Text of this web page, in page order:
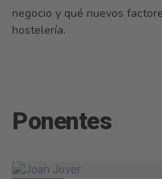
negocio y qué nuevos
hostelería.
Ponentes